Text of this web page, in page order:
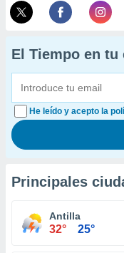
El Tiempo en tu
He leído y acepto la
Principales
Antilla
32° 25°